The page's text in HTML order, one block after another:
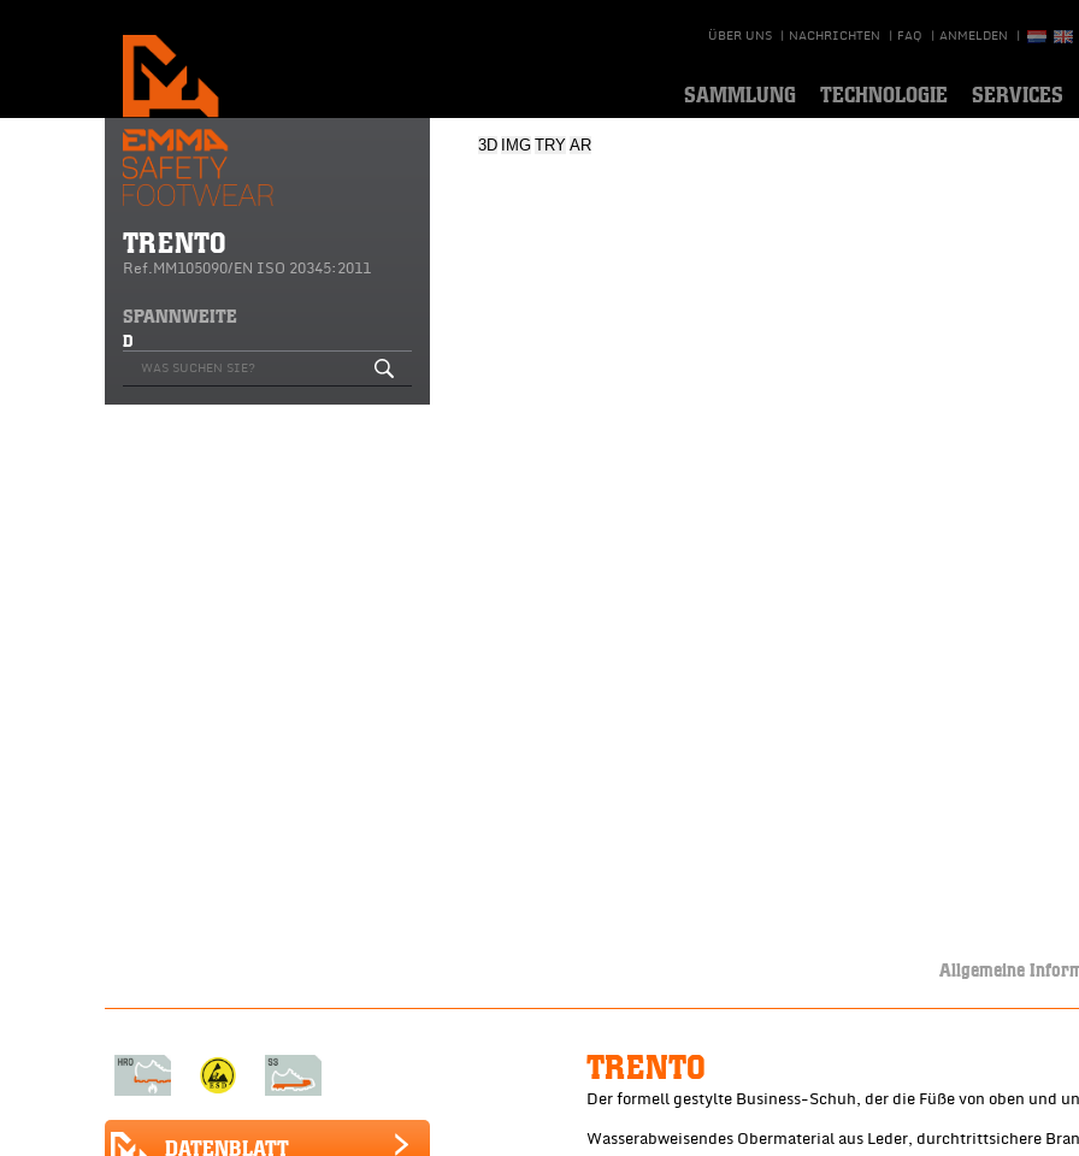
ÜBER UNS | NACHRICHTEN | FAQ | ANMELDEN |
SAMMLUNG TECHNOLOGIE SERVICES
TRENTO
Ref.MM105090/EN ISO 20345:2011
SPANNWEITE
D
3D IMG TRY AR
Allgemeine
DATENBLATT
TRENTO
Der formell gestylte Business-Schuh, der die Füße von oben und
Wasserabweisendes Obermaterial aus Leder, durchtrittsichere